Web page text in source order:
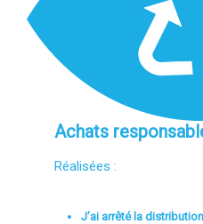
Achats
Réalisées :
J’ai arrêté la